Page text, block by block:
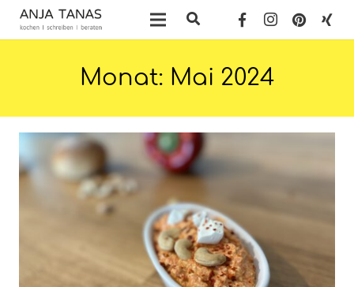
Monat: Mai 2024